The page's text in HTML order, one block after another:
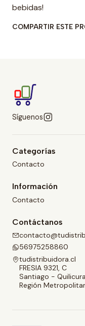
bebidas!
COMPARTIR ESTE
Síguenos
Categorías
Contacto
Información
Contacto
Contáctanos
56975258860
tudistribuidora.cl
FRESIA 9321, C
Santiago - Quilicura
Región